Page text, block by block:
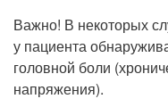
Важно! В некоторых
у пациента
головной боли
напряжения).